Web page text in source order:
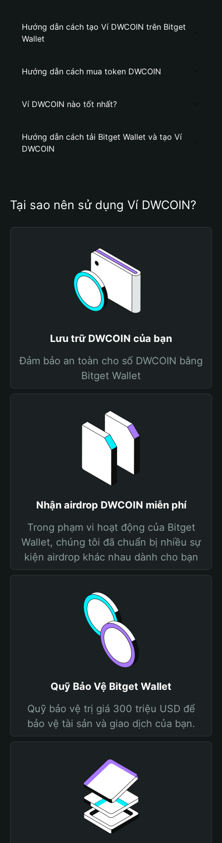
Hướng dẫn cách tạo Ví DWCOIN trên Bitget
Wallet
Hướng dẫn cách mua token DWCOIN
Ví DWCOIN nào tốt nhất?
Hướng dẫn cách tải Bitget Wallet và tạo Ví
DWCOIN
Tại sao nên sử dụng Ví DWCOIN?
Lưu trữ DWCOIN của bạn
Đảm bảo an toàn cho số DWCOIN bằng
Bitget Wallet
Nhận airdrop DWCOIN miễn phí
Trong phạm vi hoạt động của Bitget
Wallet, chúng tôi đã chuẩn bị nhiều sự
kiện airdrop khác nhau dành cho bạn
Quỹ Bảo Vệ Bitget Wallet
Quỹ bảo vệ trị giá 300 triệu USD để
bảo vệ tài sản và giao dịch của bạn.